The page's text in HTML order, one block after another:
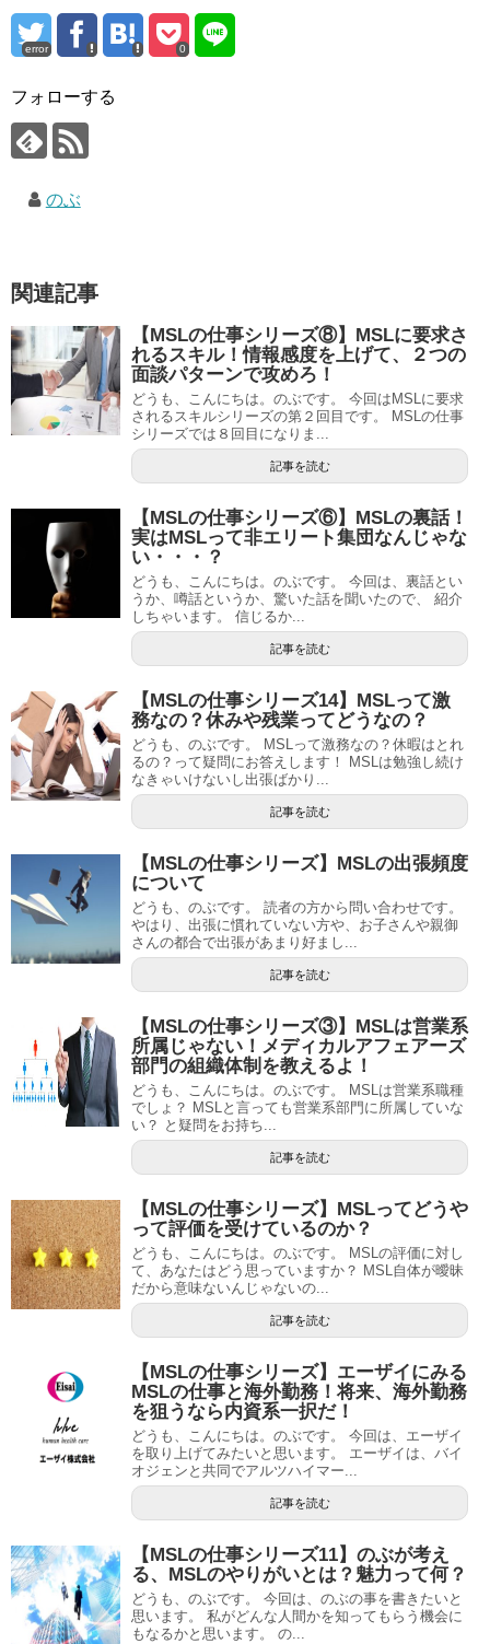
error 0
フォローする
のぶ
関連記事
【MSLの仕事シリーズ⑧】MSLに要求さ
れるスキル！情報感度を上げて、２つの
面談パターンで攻めろ！
どうも、こんにちは。のぶです。 今回はMSLに要求
されるスキルシリーズの第２回目です。 MSLの仕事
シリーズでは８回目になりま...
記事を読む
【MSLの仕事シリーズ⑥】MSLの裏話！
実はMSLって非エリート集団なんじゃな
い・・・？
どうも、こんにちは。のぶです。 今回は、裏話とい
うか、噂話というか、驚いた話を聞いたので、 紹介
しちゃいます。 信じるか...
記事を読む
【MSLの仕事シリーズ14】MSLって激
務なの？休みや残業ってどうなの？
どうも、のぶです。 MSLって激務なの？休暇はとれ
るの？って疑問にお答えします！ MSLは勉強し続け
なきゃいけないし出張ばかり...
記事を読む
【MSLの仕事シリーズ】MSLの出張頻度
について
どうも、のぶです。 読者の方から問い合わせです。
やはり、出張に慣れていない方や、お子さんや親御
さんの都合で出張があまり好まし...
記事を読む
【MSLの仕事シリーズ③】MSLは営業系
所属じゃない！メディカルアフェアーズ
部門の組織体制を教えるよ！
どうも、こんにちは。のぶです。 MSLは営業系職種
でしょ？ MSLと言っても営業系部門に所属していな
い？ と疑問をお持ち...
記事を読む
【MSLの仕事シリーズ】MSLってどうや
って評価を受けているのか？
どうも、こんにちは。のぶです。 MSLの評価に対し
て、あなたはどう思っていますか？ MSL自体が曖昧
だから意味ないんじゃないの...
記事を読む
【MSLの仕事シリーズ】エーザイにみる
MSLの仕事と海外勤務！将来、海外勤務
を狙うなら内資系一択だ！
どうも、こんにちは。のぶです。 今回は、エーザイ
を取り上げてみたいと思います。 エーザイは、バイ
オジェンと共同でアルツハイマー...
記事を読む
【MSLの仕事シリーズ11】のぶが考え
る、MSLのやりがいとは？魅力って何？
どうも、のぶです。 今回は、のぶの事を書きたいと
思います。 私がどんな人間かを知ってもらう機会に
もなるかと思います。 の...